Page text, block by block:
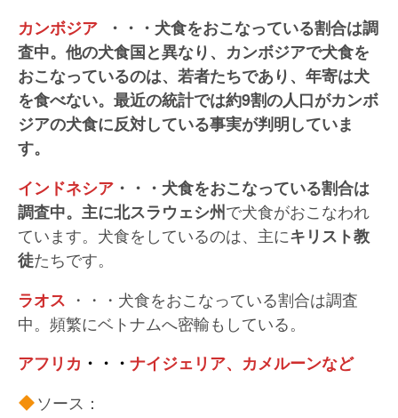
カンボジア
・・・犬食をおこなっている割合は調
査中。他の犬食国と異なり、カンボジアで犬食を
おこなっているのは、若者たちであり、年寄は犬
を食べない。最近の統計では約9割の人口がカンボ
ジアの犬食に反対している事実が判明していま
す。
インドネシア ・・・犬食をおこなっている割合は
調査中。主に北スラウェシ州で犬食がおこなわれ
ています。犬食をしているのは、主にキリスト教
徒たちです。
ラオス ・・・犬食をおこなっている割合は調査
中。頻繁にベトナムへ密輸もしている。
アフリカ ・・・ ナイジェリア、カメルーンなど
ソース：